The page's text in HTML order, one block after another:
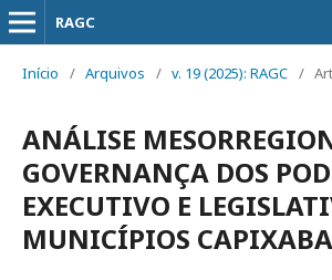
RAGC
Início / Arquivos / v. 19 (2025): RAGC /
ANÁLISE
GOVERNANÇA DOS
EXECUTIVO E
MUNICÍPIOS